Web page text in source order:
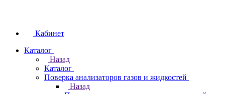
Кабинет
Каталог
Назад
Каталог
Поверка анализаторов газов и жидкостей
Назад